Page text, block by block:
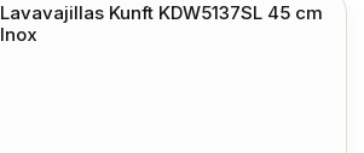
Lavavajillas Kunft KDW5137SL 45 cm
Inox